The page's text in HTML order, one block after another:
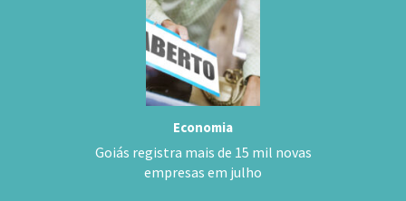
Economia
Goiás registra mais de 15 mil novas
empresas em julho